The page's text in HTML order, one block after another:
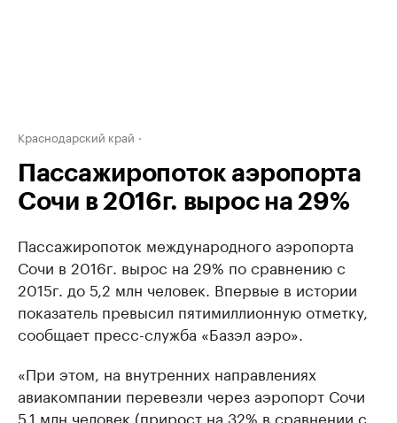
Краснодарский край
Пассажиропоток аэропорта
Сочи в 2016г. вырос на 29%
Пассажиропоток международного аэропорта
Сочи в 2016г. вырос на 29% по сравнению с
2015г. до 5,2 млн человек. Впервые в истории
показатель превысил пятимиллионную отметку,
сообщает пресс-служба «Базэл аэро».
«При этом, на внутренних направлениях
авиакомпании перевезли через аэропорт Сочи
5,1 млн человек (прирост на 32% в сравнении с